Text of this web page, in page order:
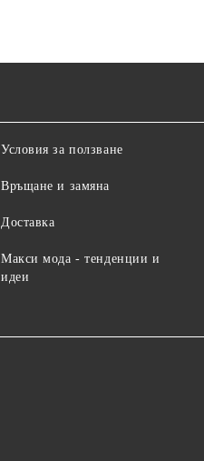
Условия за ползване
Връщане и замяна
Доставка
Макси мода - тенденции и
идеи